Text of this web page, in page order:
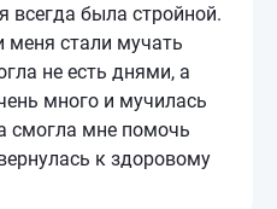
всегда была стройной.
меня стали мучать
не есть днями, а
много и мучилась
смогла мне помочь
к здоровому